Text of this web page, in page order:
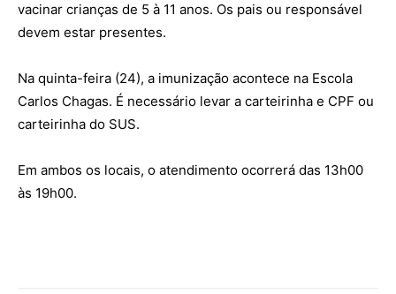
vacinar crianças de 5 à 11 anos. Os pais ou responsável
devem estar presentes.
Na quinta-feira (24), a imunização acontece na Escola
Carlos Chagas. É necessário levar a carteirinha e CPF ou
carteirinha do SUS.
Em ambos os locais, o atendimento ocorrerá das 13h00
às 19h00.